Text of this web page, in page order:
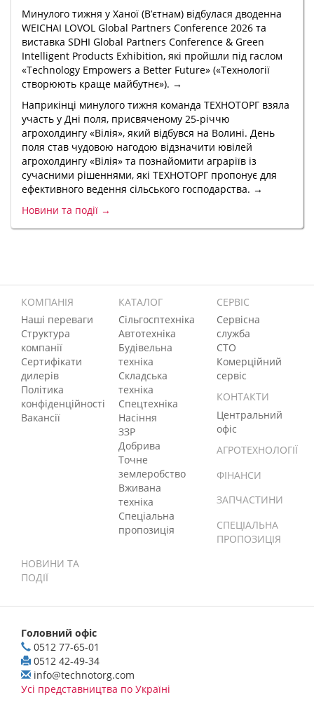
Минулого тижня у Ханої (В’єтнам) відбулася дводенна
WEICHAI LOVOL Global Partners Conference 2026 та
виставка SDHI Global Partners Conference & Green
Intelligent Products Exhibition, які пройшли під гаслом
«Technology Empowers a Better Future» («Технології
створюють краще майбутнє»). →
Наприкінці минулого тижня команда ТЕХНОТОРГ взяла
участь у Дні поля, присвяченому 25-річчю
агрохолдингу «Вілія», який відбувся на Волині. День
поля став чудовою нагодою відзначити ювілей
агрохолдингу «Вілія» та познайомити аграріїв із
сучасними рішеннями, які ТЕХНОТОРГ пропонує для
ефективного ведення сільського господарства. →
Новини та події →
КОМПАНІЯ
Наші переваги
Структура
компанії
Сертифікати
дилерів
Політика
конфіденційності
Вакансії
КАТАЛОГ
Сільгосптехніка
Автотехніка
Будівельна
техніка
Складська
техніка
Спецтехніка
Насіння
ЗЗР
Добрива
Точне
землеробство
Вживана
техніка
Спеціальна
пропозиція
СЕРВІС
Сервісна
служба
СТО
Комерційний
сервіс
КОНТАКТИ
Центральний
офіс
АГРОТЕХНОЛОГІЇ
ФІНАНСИ
ЗАПЧАСТИНИ
СПЕЦІАЛЬНА
ПРОПОЗИЦІЯ
НОВИНИ ТА
ПОДІЇ
Головний офіс
0512 77-65-01
0512 42-49-34
info@technotorg.com
Усі представництва по Україні